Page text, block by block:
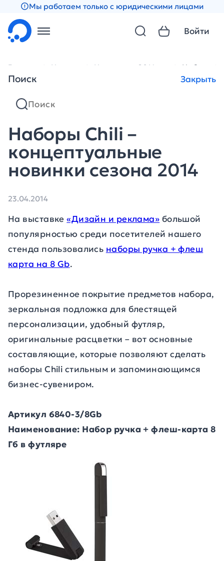
Мы работаем только с юридическими лицами
Поиск Закрыть
Войти
Главная Новости Новости за 2014 год Наборы
Наборы Chili –
концептуальные
новинки сезона 2014
23.04.2014
На выставке«Дизайн и реклама» большой
популярностью среди посетителей нашего
стенда пользовались наборы ручка + флеш
карта на 8 Gb.
Прорезиненное покрытие предметов набора,
зеркальная подложка для блестящей
персонализации, удобный футляр,
оригинальные расцветки – вот основные
составляющие, которые позволяют сделать
наборы Chili стильным и запоминающимся
бизнес-сувениром.
Артикул 6840-3/8Gb
Наименование: Набор ручка + флеш-карта 8
Гб в футляре